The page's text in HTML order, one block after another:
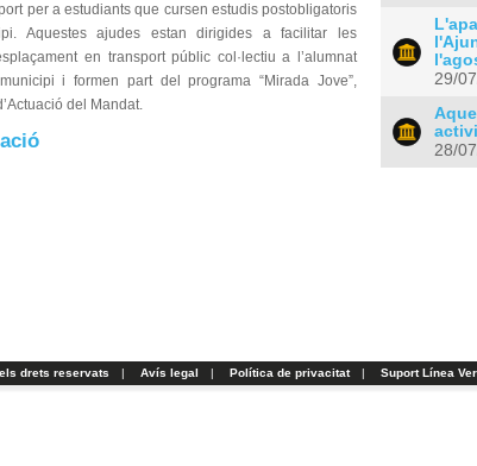
per a estudiants que cursen estudis postobligatoris
Aquestes ajudes estan dirigides a facilitar les
en transport públic col·lectiu a l’alumnat
i formen part del programa “Mirada Jove”,
del Mandat.
29/
28/
drets reservats | Avís legal | Política de privacitat | Suport Línea